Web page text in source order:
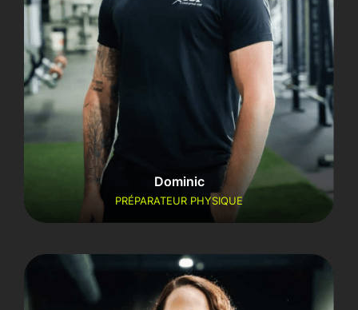
Dominic
PRÉPARATEUR PHYSIQUE